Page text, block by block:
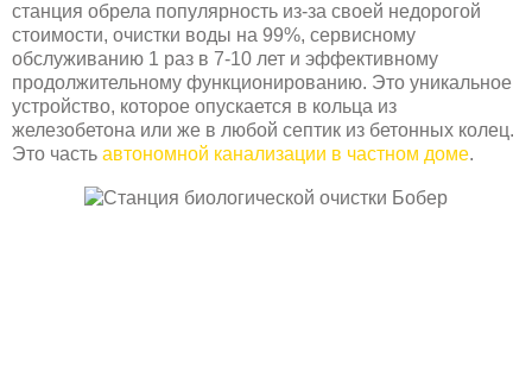
станция обрела популярность из-за своей недорогой
стоимости, очистки воды на 99%, сервисному
обслуживанию 1 раз в 7-10 лет и эффективному
продолжительному функционированию. Это уникальное
устройство, которое опускается в кольца из
железобетона или же в любой септик из бетонных колец.
Это часть автономной канализации в частном доме.